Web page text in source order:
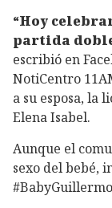
“Hoy
partida
escribió en
NotiCentro
a su esposa, la
Elena Isabel.
Aunque el
sexo del bebé,